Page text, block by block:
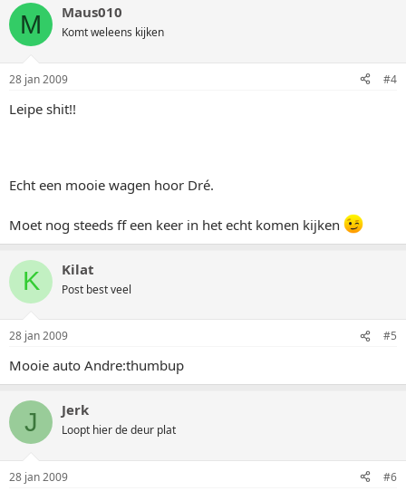
M Maus010
Komt weleens kijken
28 jan 2009 #4
Leipe shit!!
Echt een mooie wagen hoor Dré.
Moet nog steeds ff een keer in het echt komen kijken
K Kilat
Post best veel
28 jan 2009 #5
Mooie auto Andre:thumbup
J Jerk
Loopt hier de deur plat
28 jan 2009 #6